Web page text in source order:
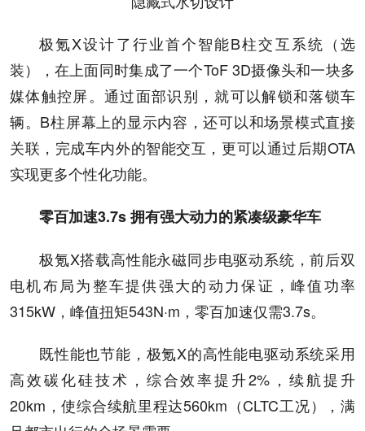
极氪X设计了行业首个智能B柱交互系统（选
装），在上面同时集成了一个ToF 3D摄像头和一块多
媒体触控屏。通过面部识别，就可以解锁和落锁车
辆。B柱屏幕上的显示内容，还可以和场景模式直接
关联，完成车内外的智能交互，更可以通过后期OTA
实现更多个性化功能。
零百加速3.7s 拥有强大动力的紧凑级豪华车
极氪X搭载高性能永磁同步电驱动系统，前后双
电机布局为整车提供强大的动力保证，峰值功率
315kW，峰值扭矩543N·m，零百加速仅需3.7s。
既性能也节能，极氪X的高性能电驱动系统采用
高效碳化硅技术，综合效率提升2%，续航提升
20km，使综合续航里程达560km（CLTC工况），满